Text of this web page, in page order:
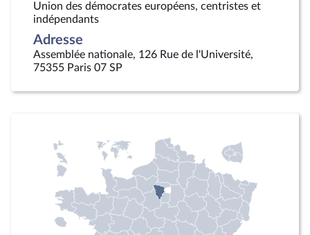
Union des démocrates européens, centristes et
indépendants
Adresse
Assemblée nationale, 126 Rue de l'Université,
75355 Paris 07 SP